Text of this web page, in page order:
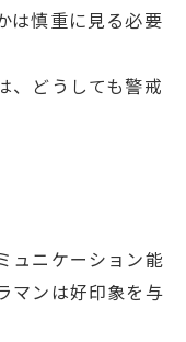
は慎重に見る必要
、どうしても警戒
ュニケーション能
マンは好印象を与